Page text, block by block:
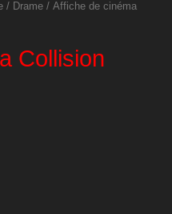
/ Drame / Affiche de cinéma
Collision